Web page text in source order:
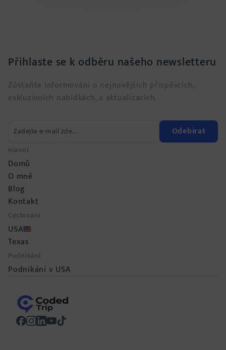
Hlavní
Domů
O mně
Blog
Kontakt
Cestování
USA
Texas
Podnikání
Podnikání v USA
Přihlaste se k odběru našeho newsletteru
Zůstaňte informováni o nejnovějších příspěvcích,
exkluzivních nabídkách, a aktualizacích.
Odebírat